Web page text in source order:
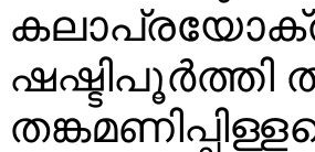
ഷഷ്ടിപൂർത്തി